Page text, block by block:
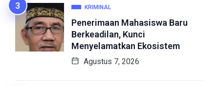
KRIMINAL
Penerimaan Mahasiswa Baru
Berkeadilan, Kunci
Menyelamatkan Ekosistem
Agustus 7, 2026